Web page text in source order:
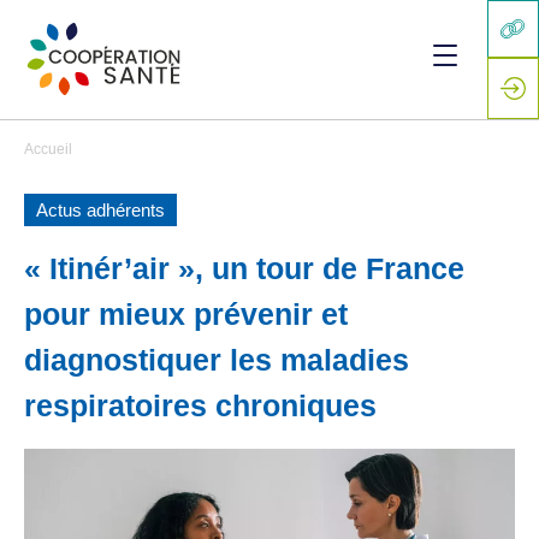
Accueil
Actus adhérents
« Itinér’air », un tour de France
pour mieux prévenir et
diagnostiquer les maladies
respiratoires chroniques